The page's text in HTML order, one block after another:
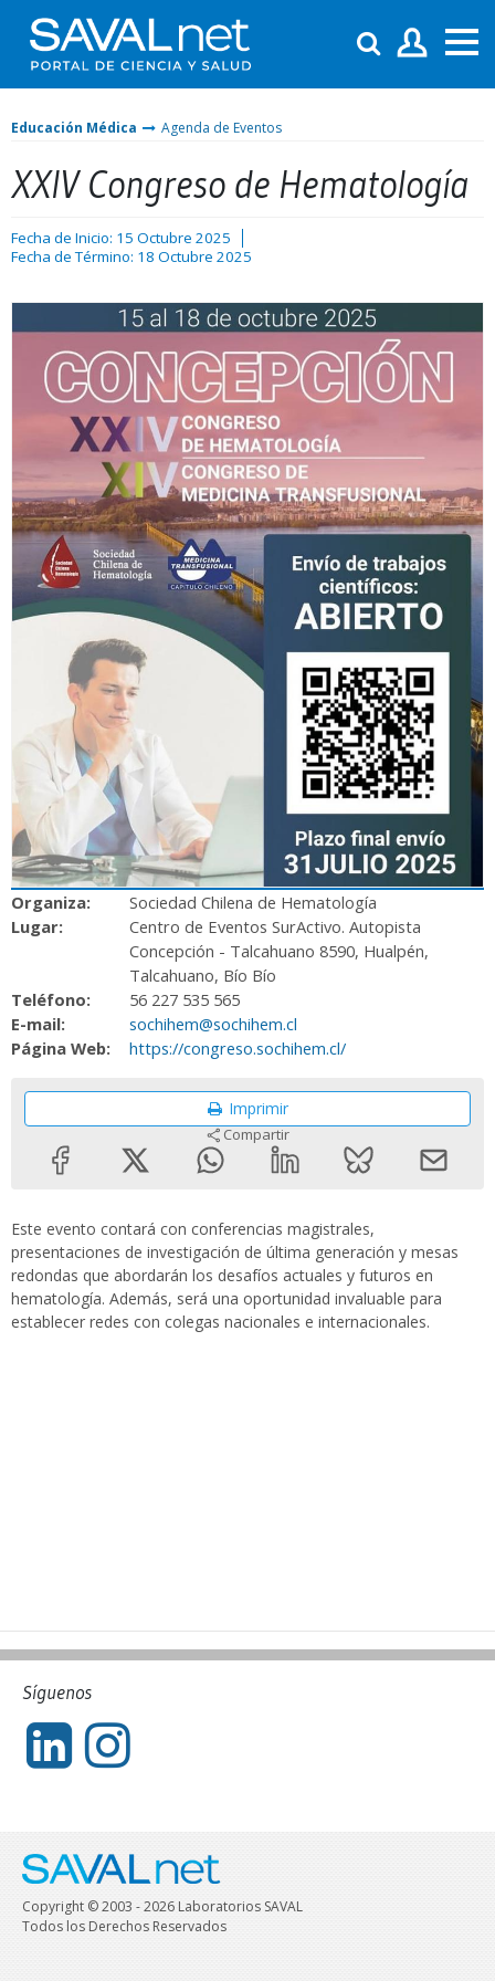
Educación Médica Agenda de Eventos
XXIV Congreso de Hematología
Fecha de Inicio: 15 Octubre 2025
Fecha de Término: 18 Octubre 2025
Organiza:
Sociedad Chilena de Hematología
Lugar:
Centro de Eventos SurActivo. Autopista
Concepción - Talcahuano 8590, Hualpén,
Talcahuano, Bío Bío
Teléfono:
56 227 535 565
E-mail:
sochihem@sochihem.cl
Página Web:
https://congreso.sochihem.cl/
Imprimir
Compartir
Este evento contará con conferencias magistrales,
presentaciones de investigación de última generación y mesas
redondas que abordarán los desafíos actuales y futuros en
hematología. Además, será una oportunidad invaluable para
establecer redes con colegas nacionales e internacionales.
Síguenos
Copyright © 2003 - 2026 Laboratorios SAVAL
Todos los Derechos Reservados